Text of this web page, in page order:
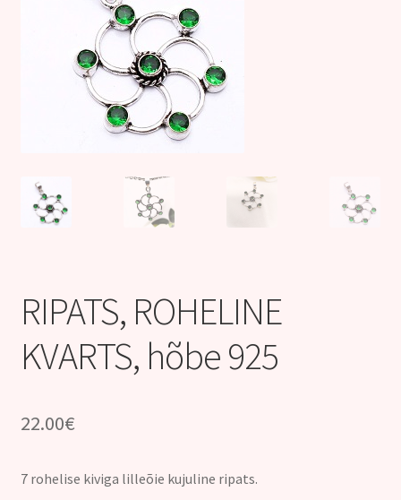
Aura Vision ajakirjanduses
Huvitavat lugemist
RIPATS, ROHELINE
KVARTS, hõbe 925
22.00€
7 rohelise kiviga lilleõie kujuline ripats.